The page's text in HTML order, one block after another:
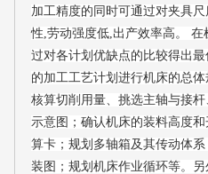
加工精度的同时可通过对夹具
性,劳动强度低,出产效率高。
过对各计划优缺点的比较得出
的加工工艺计划进行机床的总
核算切削用量、挑选主轴与接
示意图；确认机床的装料高度
算卡；规划多轴箱及其传动体
装图；规划机床作业循环等。